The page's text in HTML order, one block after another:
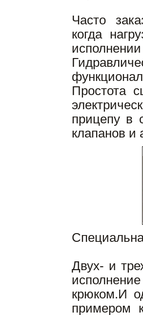
Часто
когда
Простота
прицепу в
клапанов и
Двух- и
крюком.И
примером